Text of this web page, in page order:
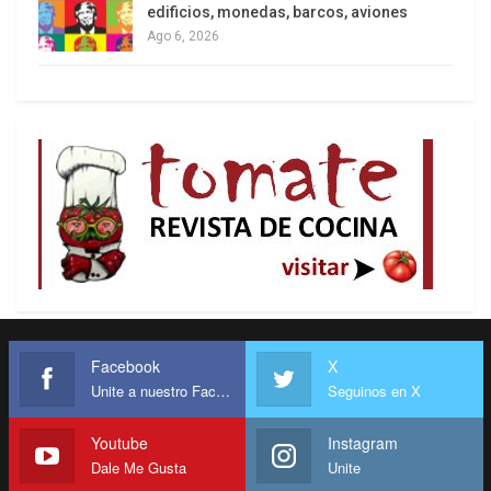
Nación”.
directamente al chavismo, derivó en una recogida
de firmas contra el simulacro que en pocos días
sumó más de 5.000 adhesiones. “La mayoría ha
sido chavistas de base, de las estructuras del
chavismo”, señala el sociólogo Antonio González:
“Hay un sentimiento nacionalista que fue la gran
coordenada del chavismo y que su liderazgo ya
no está respondiendo.”
“La extracción de Maduro duró 40 minutos y los
aviones del simulacro estuvieron unas cuatro
horas en el país, pero nos va a tomar décadas
edificios, monedas, barcos, aviones
Ago 6, 2026
Facebook
Unite a nuestro Facebook
X
Seguinos en X
Youtube
Dale Me Gusta
Instagram
Unite